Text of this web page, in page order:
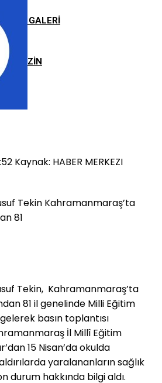
VİDEO GALERİ
MAGAZİN
Kaynak: HABER MERKEZI
Tekin, Kahramanmaraş’ta
81 il genelinde Milli Eğitim
basın toplantısı
İl Millî Eğitim
15 Nisan’da okulda
yaralananların sağlık
durum hakkında bilgi aldı.